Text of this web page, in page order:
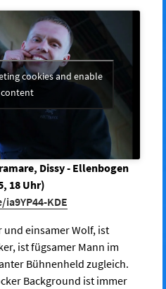
cookies and enable
Dissy - Ellenbogen
18 Uhr)
KDE
und einsamer Wolf, ist
ist fügsamer Mann im
Bühnenheld zugleich.
Background ist immer